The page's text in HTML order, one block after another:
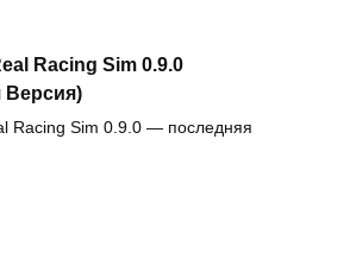
Racing Sim 0.9.0
Версия)
Racing Sim 0.9.0 — последняя